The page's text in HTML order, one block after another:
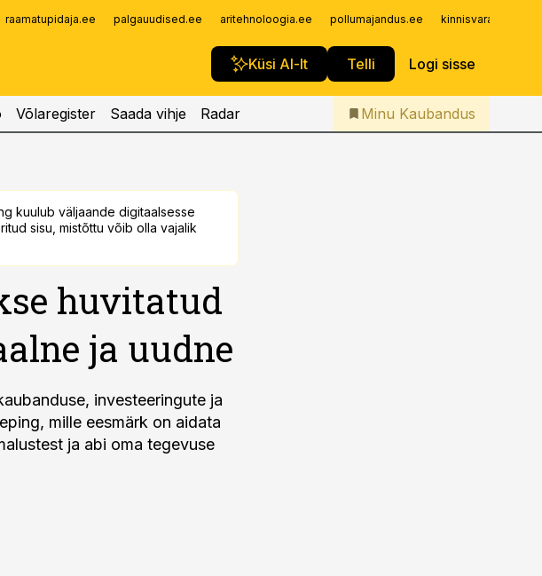
raamatupidaja.ee palgauudised.ee aritehnoloogia.ee pollumajandus.ee
Küsi AI-lt Telli Logi sisse
Iseteenindus
Telli Kaubandus
Võlaregister Saada vihje Radar Minu Kaubandus
kuulub väljaande digitaalsesse
sisu, mistõttu võib olla vajalik
huvitatud
ja uudne
investeeringute ja
mille eesmärk on aidata
ja abi oma tegevuse